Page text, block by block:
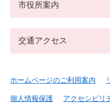
市役所案内
交通アクセス
ホームページのご利用案内
個人情報保護 アクセシビリ